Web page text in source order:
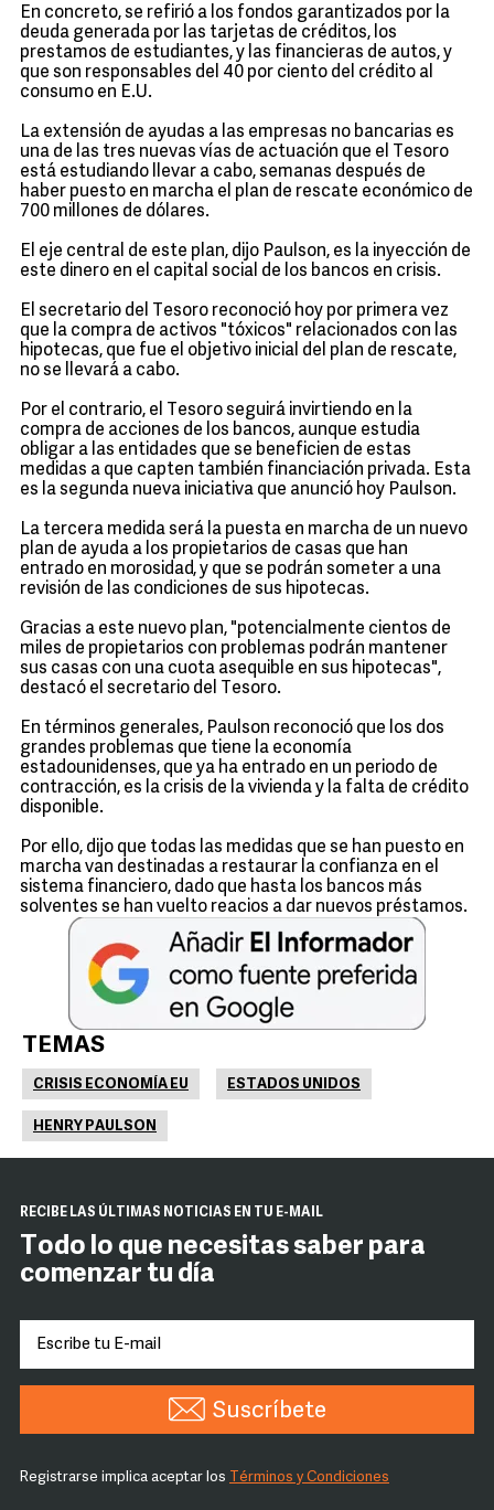
En concreto, se refirió a los fondos garantizados por la
deuda generada por las tarjetas de créditos, los
prestamos de estudiantes, y las financieras de autos, y
que son responsables del 40 por ciento del crédito al
consumo en E.U.
La extensión de ayudas a las empresas no bancarias es
una de las tres nuevas vías de actuación que el Tesoro
está estudiando llevar a cabo, semanas después de
haber puesto en marcha el plan de rescate económico de
700 millones de dólares.
El eje central de este plan, dijo Paulson, es la inyección de
este dinero en el capital social de los bancos en crisis.
El secretario del Tesoro reconoció hoy por primera vez
que la compra de activos "tóxicos" relacionados con las
hipotecas, que fue el objetivo inicial del plan de rescate,
no se llevará a cabo.
Por el contrario, el Tesoro seguirá invirtiendo en la
compra de acciones de los bancos, aunque estudia
obligar a las entidades que se beneficien de estas
medidas a que capten también financiación privada. Esta
es la segunda nueva iniciativa que anunció hoy Paulson.
La tercera medida será la puesta en marcha de un nuevo
plan de ayuda a los propietarios de casas que han
entrado en morosidad, y que se podrán someter a una
revisión de las condiciones de sus hipotecas.
Gracias a este nuevo plan, "potencialmente cientos de
miles de propietarios con problemas podrán mantener
sus casas con una cuota asequible en sus hipotecas",
destacó el secretario del Tesoro.
En términos generales, Paulson reconoció que los dos
grandes problemas que tiene la economía
estadounidenses, que ya ha entrado en un periodo de
contracción, es la crisis de la vivienda y la falta de crédito
disponible.
Por ello, dijo que todas las medidas que se han puesto en
marcha van destinadas a restaurar la confianza en el
sistema financiero, dado que hasta los bancos más
solventes se han vuelto reacios a dar nuevos préstamos.
TEMAS
CRISIS ECONOMÍA EU ESTADOS UNIDOS
HENRY PAULSON
RECIBE LAS ÚLTIMAS NOTICIAS EN TU E-MAIL
Todo lo que necesitas saber para
comenzar tu día
Suscríbete
Registrarse implica aceptar los Términos y Condiciones